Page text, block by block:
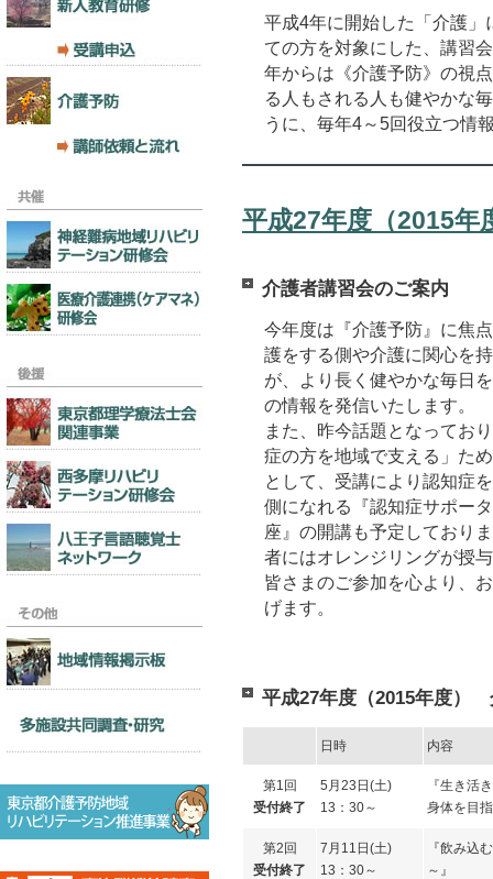
平成4年に開始した「介護」
ての方を対象にした、講習
年からは《介護予防》の視
る人もされる人も健やかな
うに、毎年4～5回役立つ情
平成27年度（2015
介護者講習会のご案内
今年度は『介護予防』に焦
護をする側や介護に関心を
が、より長く健やかな毎日
の情報を発信いたします。
また、昨今話題となってお
症の方を地域で支える」た
として、受講により認知症
側になれる『認知症サポー
座』の開講も予定しており
者にはオレンジリングが授
皆さまのご参加を心より、
げます。
平成27年度（2015年度
日時 内容
第1回
受付終了
5月23日(土)
13：30～
『生き活
身体を目
第2回
受付終了
7月11日(土)
13：30～
『飲み込
～』